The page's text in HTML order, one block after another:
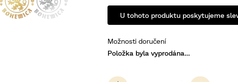
Možnosti doručení
Položka byla vyprodána…
U tohoto produktu poskytujeme